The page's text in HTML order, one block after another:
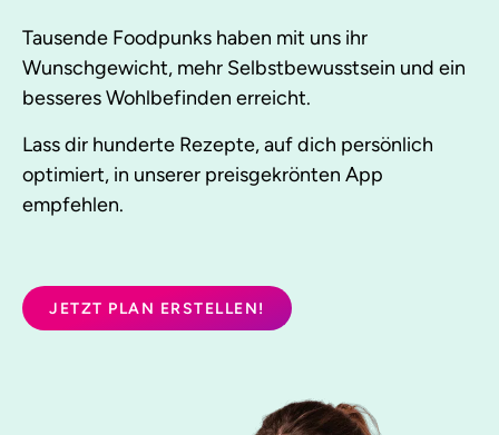
Tausende Foodpunks haben mit uns ihr
Wunschgewicht, mehr Selbstbewusstsein und ein
besseres Wohlbefinden erreicht.
Lass dir hunderte Rezepte, auf dich persönlich
optimiert, in unserer preisgekrönten App
empfehlen.
JETZT PLAN ERSTELLEN!